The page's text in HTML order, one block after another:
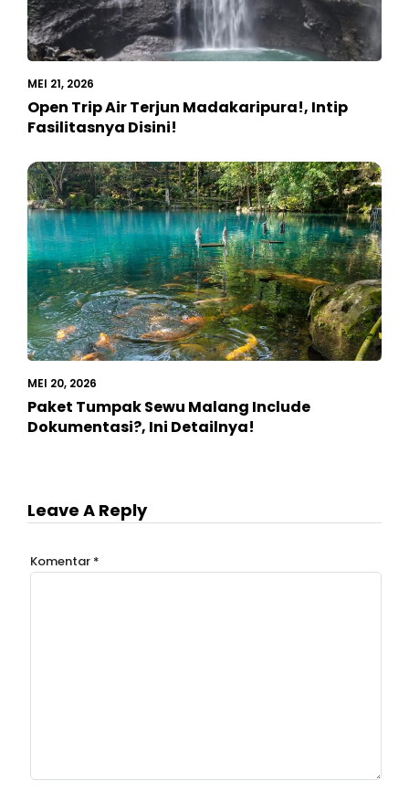
MEI 21, 2026
Open Trip Air Terjun Madakaripura!, Intip
Fasilitasnya Disini!
MEI 20, 2026
Paket Tumpak Sewu Malang Include
Dokumentasi?, Ini Detailnya!
Leave A Reply
Komentar *